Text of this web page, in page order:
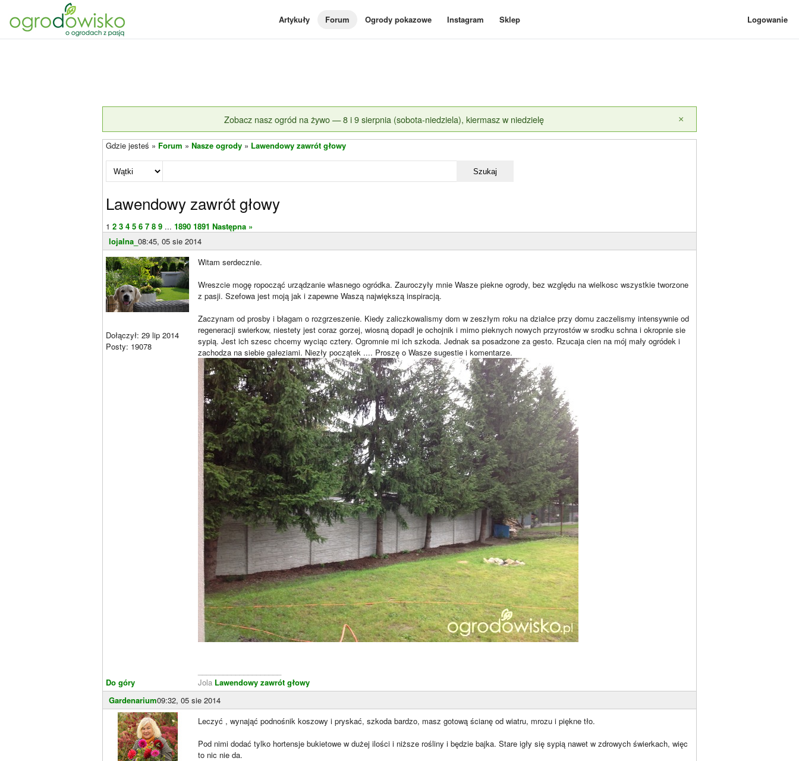
Artykuły Forum Ogrody pokazowe Instagram Sklep Logowanie
Zobacz nasz ogród na żywo — 8 i 9 sierpnia (sobota-niedziela), kiermasz w niedzielę ×
Gdzie jesteś » Forum » Nasze ogrody » Lawendowy zawrót głowy
Szukaj
Lawendowy zawrót głowy
1 2 3 4 5 6 7 8 9 ... 1890 1891 Następna »
lojalna_ 08:45, 05 sie 2014
Dołączył: 29 lip 2014
Posty: 19078
Do góry
Witam serdecznie.
Wreszcie mogę ropocząć urządzanie własnego ogródka. Zauroczyły mnie Wasze piekne ogrody, bez względu na wielkosc wszystkie tworzone
z pasji. Szefowa jest moją jak i zapewne Waszą największą inspiracją.
Zaczynam od prosby i błagam o rozgrzeszenie. Kiedy zaliczkowalismy dom w zeszłym roku na działce przy domu zaczelismy intensywnie od
regeneracji swierkow, niestety jest coraz gorzej, wiosną dopadł je ochojnik i mimo pieknych nowych przyrostów w srodku schna i okropnie sie
sypią. Jest ich szesc chcemy wyciąc cztery. Ogromnie mi ich szkoda. Jednak sa posadzone za gesto. Rzucaja cien na mój mały ogródek i
zachodza na siebie gałeziami. Niezły początek .... Proszę o Wasze sugestie i komentarze.
Jola Lawendowy zawrót głowy
Gardenarium09:32, 05 sie 2014
Leczyć , wynająć podnośnik koszowy i pryskać, szkoda bardzo, masz gotową ścianę od wiatru, mrozu i piękne tło.
Pod nimi dodać tylko hortensje bukietowe w dużej ilości i niższe rośliny i będzie bajka. Stare igły się sypią nawet w zdrowych świerkach, więc
to nic nie da.